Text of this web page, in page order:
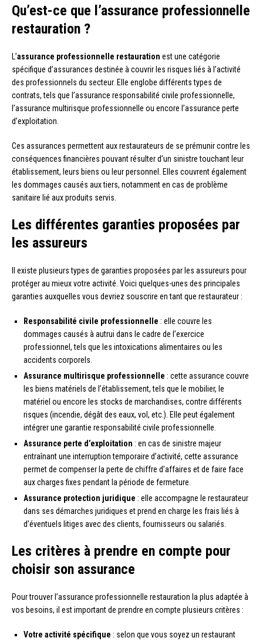
Qu’est-ce que l’assurance professionnelle
restauration ?
L’assurance professionnelle restauration est une catégorie
spécifique d’assurances destinée à couvrir les risques liés à l’activité
des professionnels du secteur. Elle englobe différents types de
contrats, tels que l’assurance responsabilité civile professionnelle,
l’assurance multirisque professionnelle ou encore l’assurance perte
d’exploitation.
Ces assurances permettent aux restaurateurs de se prémunir contre les
conséquences financières pouvant résulter d’un sinistre touchant leur
établissement, leurs biens ou leur personnel. Elles couvrent également
les dommages causés aux tiers, notamment en cas de problème
sanitaire lié aux produits servis.
Les différentes garanties proposées par
les assureurs
Il existe plusieurs types de garanties proposées par les assureurs pour
protéger au mieux votre activité. Voici quelques-unes des principales
garanties auxquelles vous devriez souscrire en tant que restaurateur :
Responsabilité civile professionnelle : elle couvre les
dommages causés à autrui dans le cadre de l’exercice
professionnel, tels que les intoxications alimentaires ou les
accidents corporels.
Assurance multirisque professionnelle : cette assurance couvre
les biens matériels de l’établissement, tels que le mobilier, le
matériel ou encore les stocks de marchandises, contre différents
risques (incendie, dégât des eaux, vol, etc.). Elle peut également
intégrer une garantie responsabilité civile professionnelle.
Assurance perte d’exploitation : en cas de sinistre majeur
entraînant une interruption temporaire d’activité, cette assurance
permet de compenser la perte de chiffre d’affaires et de faire face
aux charges fixes pendant la période de fermeture.
Assurance protection juridique : elle accompagne le restaurateur
dans ses démarches juridiques et prend en charge les frais liés à
d’éventuels litiges avec des clients, fournisseurs ou salariés.
Les critères à prendre en compte pour
choisir son assurance
Pour trouver l’assurance professionnelle restauration la plus adaptée à
vos besoins, il est important de prendre en compte plusieurs critères :
Votre activité spécifique : selon que vous soyez un restaurant